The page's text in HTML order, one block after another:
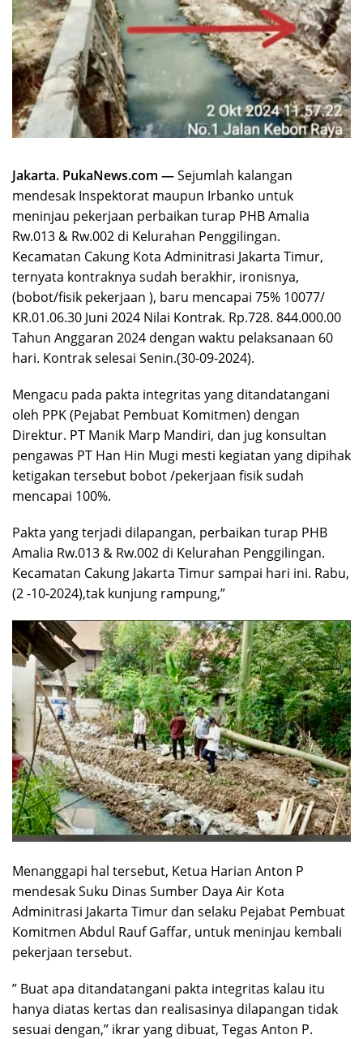
Jakarta. PukaNews.com —Sejumlah kalangan
mendesak Inspektorat maupun Irbanko untuk
meninjau pekerjaan perbaikan turap PHB Amalia
Rw.013 & Rw.002 di Kelurahan Penggilingan.
Kecamatan Cakung Kota Adminitrasi Jakarta Timur,
ternyata kontraknya sudah berakhir, ironisnya,
(bobot/fisik pekerjaan ), baru mencapai 75% 10077/
KR.01.06.30 Juni 2024 Nilai Kontrak. Rp.728. 844.000.00
Tahun Anggaran 2024 dengan waktu pelaksanaan 60
hari. Kontrak selesai Senin.(30-09-2024).
Mengacu pada pakta integritas yang ditandatangani
oleh PPK (Pejabat Pembuat Komitmen) dengan
Direktur. PT Manik Marp Mandiri, dan jug konsultan
pengawas PT Han Hin Mugi mesti kegiatan yang dipihak
ketigakan tersebut bobot /pekerjaan fisik sudah
mencapai 100%.
Pakta yang terjadi dilapangan, perbaikan turap PHB
Amalia Rw.013 & Rw.002 di Kelurahan Penggilingan.
Kecamatan Cakung Jakarta Timur sampai hari ini. Rabu,
(2 -10-2024),tak kunjung rampung,”
Menanggapi hal tersebut, Ketua Harian Anton P
mendesak Suku Dinas Sumber Daya Air Kota
Adminitrasi Jakarta Timur dan selaku Pejabat Pembuat
Komitmen Abdul Rauf Gaffar, untuk meninjau kembali
pekerjaan tersebut.
” Buat apa ditandatangani pakta integritas kalau itu
hanya diatas kertas dan realisasinya dilapangan tidak
sesuai dengan,” ikrar yang dibuat, Tegas Anton P.